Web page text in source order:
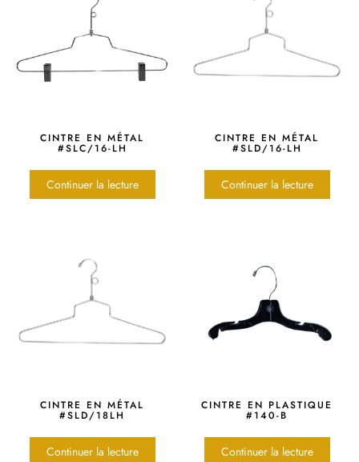
CINTRE EN MÉTAL
#SLC/16-LH
Continuer la lecture
CINTRE EN MÉTAL
#SLD/16-LH
Continuer la lecture
CINTRE EN MÉTAL
#SLD/18LH
Continuer la lecture
CINTRE EN PLASTIQUE
#140-B
Continuer la lecture